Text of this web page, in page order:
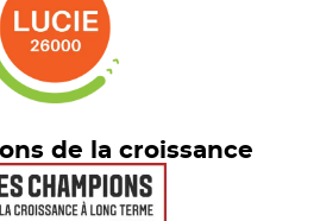
de la croissance